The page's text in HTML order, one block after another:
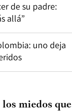
de su padre:
allá”
uno deja
miedos que